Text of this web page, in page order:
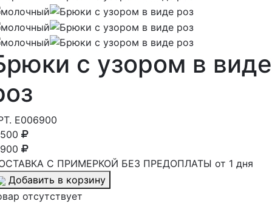
с узором в виде
E006900
С ПРИМЕРКОЙ БЕЗ ПРЕДОПЛАТЫ от 1 дня
Добавить в корзину
отсутствует